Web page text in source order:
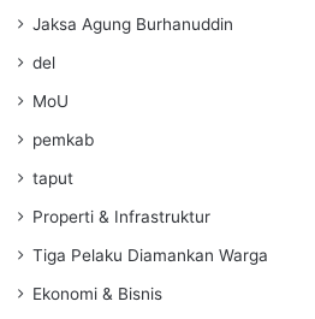
Jaksa Agung Burhanuddin
del
MoU
pemkab
taput
Properti & Infrastruktur
Tiga Pelaku Diamankan Warga
Ekonomi & Bisnis